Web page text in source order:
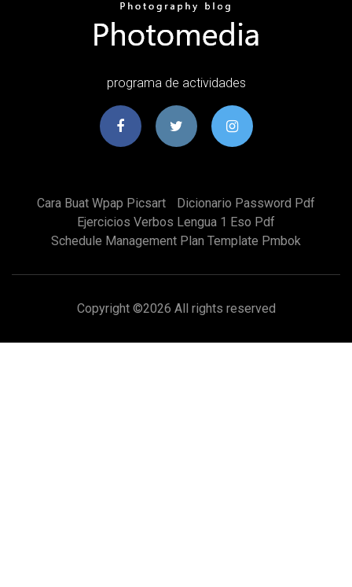
programa de actividades
Cara Buat Wpap Picsart
Dicionario Password Pdf
Ejercicios Verbos Lengua 1 Eso Pdf
Schedule Management Plan Template Pmbok
Copyright ©2026 All rights reserved